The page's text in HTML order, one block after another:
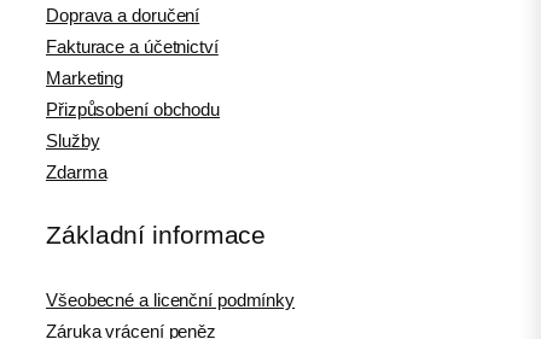
Doprava a doručení
Fakturace a účetnictví
Marketing
Přizpůsobení obchodu
Služby
Zdarma
Základní informace
Všeobecné a licenční podmínky
Záruka vrácení peněz